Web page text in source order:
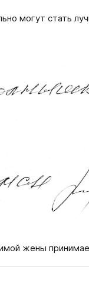
могут стать
жены